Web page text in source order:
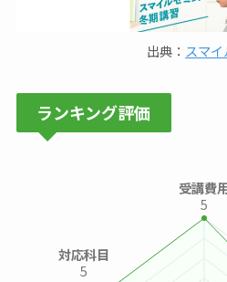
出典： スマ
ランキング評価
受講費
5
対応科目
5